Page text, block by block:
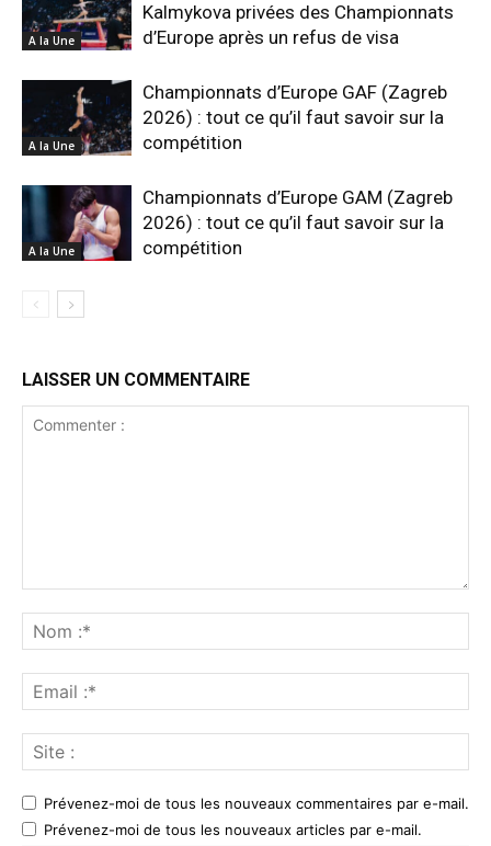
A la Une
Kalmykova privées des Championnats
d’Europe après un refus de visa
A la Une
Championnats d’Europe GAF (Zagreb
2026) : tout ce qu’il faut savoir sur la
compétition
A la Une
Championnats d’Europe GAM (Zagreb
2026) : tout ce qu’il faut savoir sur la
compétition
LAISSER UN COMMENTAIRE
Prévenez-moi de tous les nouveaux commentaires par e-mail.
Prévenez-moi de tous les nouveaux articles par e-mail.